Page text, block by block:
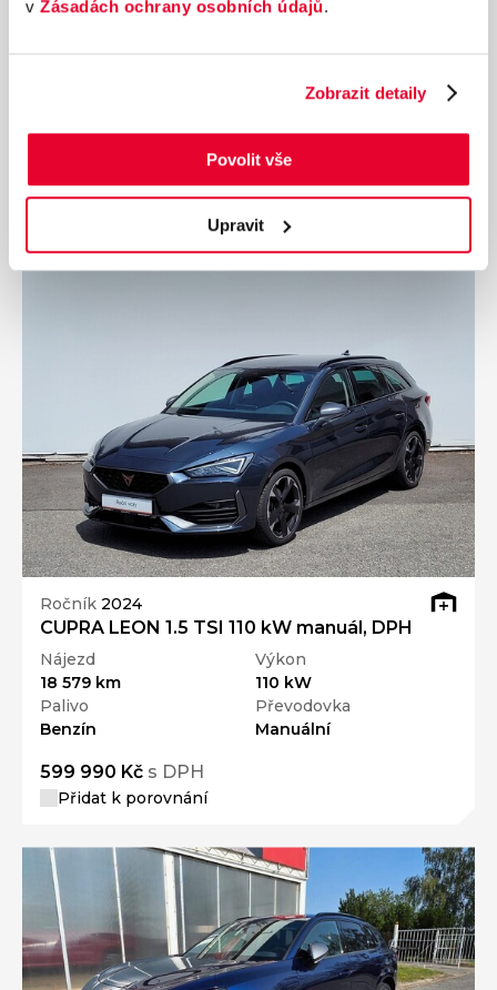
v Zásadách ochrany osobních údajů.
Zobrazit detaily
Povolit vše
Upravit
automat, DPH
Nájezd
Výkon
Převodovka
Přidat k porovnání
Ročník 2024
CUPRA LEON 1.5 TSI 110 kW manuál, DPH
Nájezd
18 579 km
Výkon
110 kW
Palivo
Benzín
Převodovka
Manuální
599 990 Kč s DPH
Přidat k porovnání